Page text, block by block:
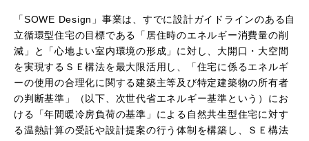
「SOWE Design」事業は、すでに設計ガイドラインのある自
立循環型住宅の目標である「居住時のエネルギー消費量の削
減」と「心地よい室内環境の形成」に対し、大開口・大空間
を実現するＳＥ構法を最大限活用し、「住宅に係るエネルギ
ーの使用の合理化に関する建築主等及び特定建築物の所有者
の判断基準」（以下、次世代省エネルギー基準という）にお
ける「年間暖冷房負荷の基準」による自然共生型住宅に対す
る温熱計算の受託や設計提案の行う体制を構築し、ＳＥ構法